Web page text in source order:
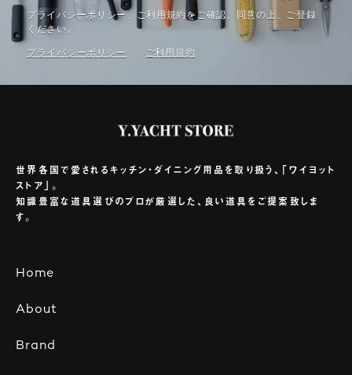
プライバシーポリシー、ご利⽤規約をご確認、同意の上、ご登録
ください。
プライバシーポリシー ご利⽤規約
世界各国で愛されるキッチン・ダイニング用品を取り扱う、「ワイヨット
ストア」。
知識豊富な道具選びのプロが厳選した、良い道具をご提案致しま
す。
Home
Brand
About